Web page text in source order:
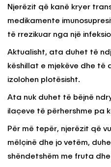
Njerëzit që kanë kryer
medikamente
të rrezikuar nga një
Aktualisht, ata duhet të
këshillat e mjekëve dhe
izolohen plotësisht.
Ata nuk duhet të bëjnë
ilaçeve të përhershme pa
Për më tepër, njerëzit që
mëlçinë dhe jo vetëm,
shëndetshëm me fruta